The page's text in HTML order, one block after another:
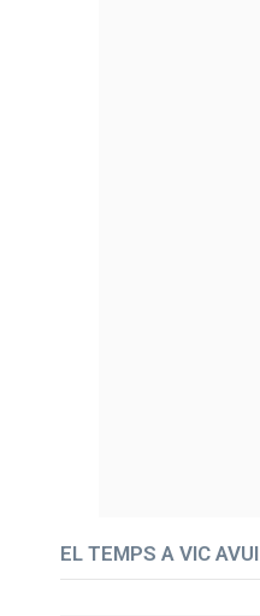
EL TEMPS A VIC AVUI